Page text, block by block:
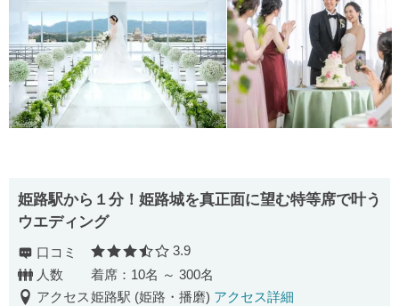
姫路駅から１分！姫路城を真正面に望む特等席で叶う
ウエディング
口コミ 口コミ評価
3.9
人数
着席：10名 ～ 300名
アクセス姫路駅 (姫路・播磨) アクセス詳細